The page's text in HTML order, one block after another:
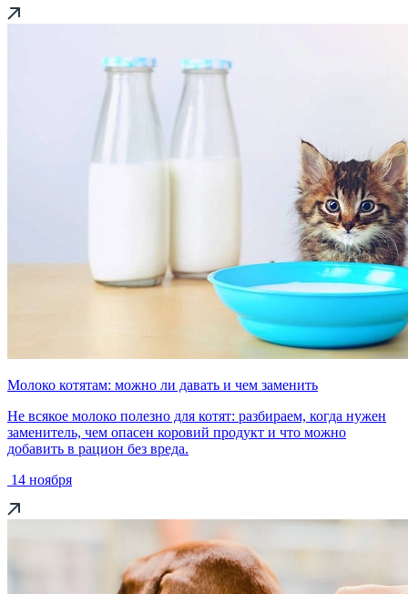
Молоко котятам: можно ли давать и чем заменить
Не всякое молоко полезно для котят: разбираем, когда нужен
заменитель, чем опасен коровий продукт и что можно
добавить в рацион без вреда.
14 ноября